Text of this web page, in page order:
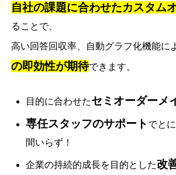
自社の課題に合わせたカスタム
ることで、
高い回答回収率、自動グラフ化機能に
の即効性が期待できます。
目的に合わせたセミオーダーメ
専任スタッフのサポート でと
間いらず！
企業の持続的成長を目的とした改